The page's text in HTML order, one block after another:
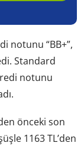
notunu “BB+”,
Standard
notunu
önceki son
1163 TL’den